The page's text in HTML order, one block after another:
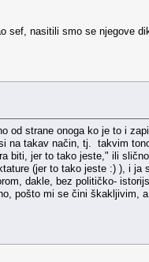
sef, nasitili smo se njegove
od strane onoga ko je to i
na takav način, tj. takvim
biti, jer to tako jeste," ili
(jer to tako jeste :) ), i ja
dakle, bez političko-
pošto mi se čini škakljivim,